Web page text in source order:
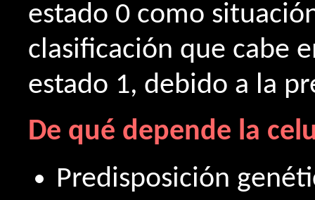
estado 0 como
clasificación que cabe
estado 1, debido a la
De qué depende la
Predisposición